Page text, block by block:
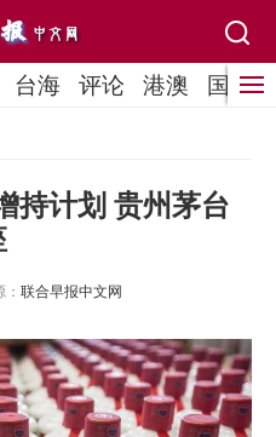
台海 评论 港澳 国际
持计划 贵州茅台
联合早报中文网